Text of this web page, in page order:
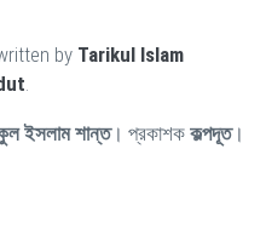
by Tarikul Islam
ইসলাম শান্ত। প্রকাশক কল্পদূত।